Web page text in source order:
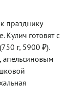
празднику
Кулич готовят с
г, 5900 ₽).
апельсиновым